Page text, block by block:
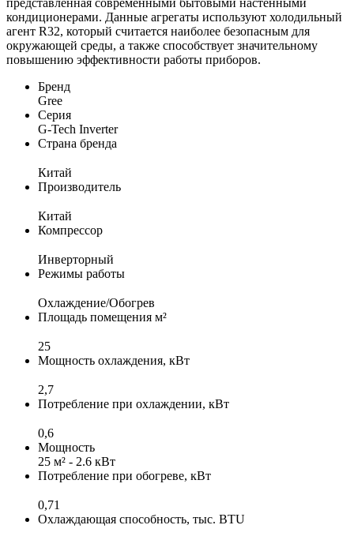
представленная современными бытовыми настенными
кондиционерами. Данные агрегаты используют холодильный
агент R32, который считается наиболее безопасным для
окружающей среды, а также способствует значительному
повышению эффективности работы приборов.
Бренд
Gree
Серия
G-Tech Inverter
Страна бренда
Китай
Производитель
Китай
Компрессор
Инверторный
Режимы работы
Охлаждение/Обогрев
Площадь помещения м²
25
Мощность охлаждения, кВт
2,7
Потребление при охлаждении, кВт
0,6
Мощность
25 м² - 2.6 кВт
Потребление при обогреве, кВт
0,71
Охлаждающая способность, тыс. BTU